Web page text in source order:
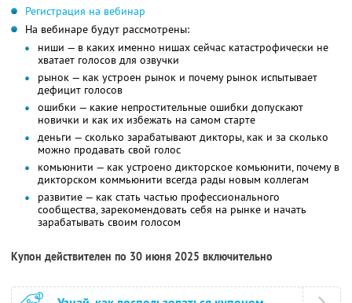
Регистрация на вебинар
На вебинаре будут рассмотрены:
ниши — в каких именно нишах сейчас катастрофически не
хватает голосов для озвучки
рынок — как устроен рынок и почему рынок испытывает
дефицит голосов
ошибки — какие непростительные ошибки допускают
новички и как их избежать на самом старте
деньги — сколько зарабатывают дикторы, как и за сколько
можно продавать свой голос
комьюнити — как устроено дикторское комьюнити, почему в
дикторском коммьюнити всегда рады новым коллегам
развитие — как стать частью профессионального
сообщества, зарекомендовать себя на рынке и начать
зарабатывать своим голосом
Купон действителен по 30 июня 2025 включительно